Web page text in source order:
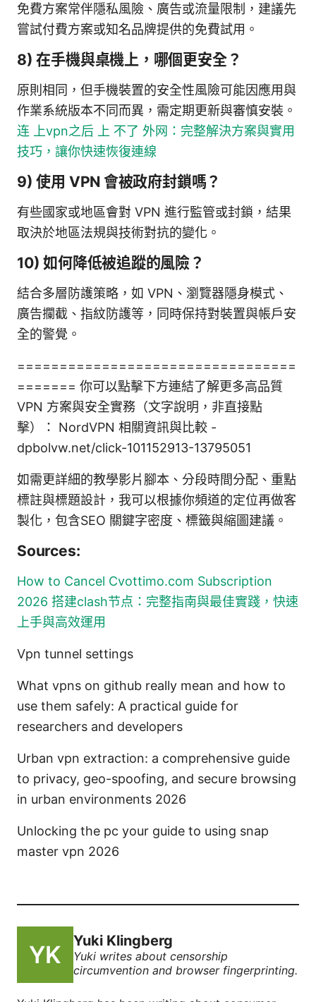
免費方案常伴隱私風險、廣告或流量限制，建議先
嘗試付費方案或知名品牌提供的免費試用。
8) 在手機與桌機上，哪個更安全？
原則相同，但手機裝置的安全性風險可能因應用與
作業系統版本不同而異，需定期更新與審慎安裝。
连 上vpn之后 上 不了 外网：完整解決方案與實用
技巧，讓你快速恢復連線
9) 使用 VPN 會被政府封鎖嗎？
有些國家或地區會對 VPN 進行監管或封鎖，結果
取決於地區法規與技術對抗的變化。
10) 如何降低被追蹤的風險？
結合多層防護策略，如 VPN、瀏覽器隱身模式、
廣告攔截、指紋防護等，同時保持對裝置與帳戶安
全的警覺。
=================================
======= 你可以點擊下方連結了解更多高品質
VPN 方案與安全實務（文字說明，非直接點
擊）： NordVPN 相關資訊與比較 -
dpbolvw.net/click-101152913-13795051
如需更詳細的教學影片腳本、分段時間分配、重點
標註與標題設計，我可以根據你頻道的定位再做客
製化，包含SEO 關鍵字密度、標籤與縮圖建議。
Sources:
How to Cancel Cvottimo.com Subscription
2026 搭建clash节点：完整指南與最佳實踐，快速
上手與高效運用
Vpn tunnel settings
What vpns on github really mean and how to
use them safely: A practical guide for
researchers and developers
Urban vpn extraction: a comprehensive guide
to privacy, geo-spoofing, and secure browsing
in urban environments 2026
Unlocking the pc your guide to using snap
master vpn 2026
Yuki Klingberg
Yuki writes about censorship
circumvention and browser fingerprinting.